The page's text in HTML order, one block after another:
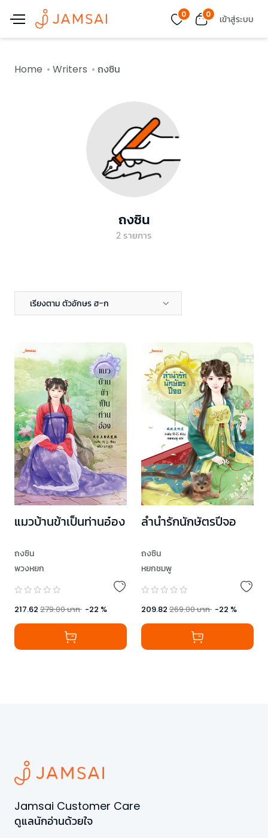
0 0 เข้าสู่ระบบ
Home Writers ถงซิน
ถงซิน
2รายการ
เรียงตาม ตัวอักษร ฮ-ก
แมวบ้านข้าเป็นท่านอ๋อง
ถงซิน
พวงหยก
217.62 279.00บาท -22 %
ลำนำรักนักษัตรปีจอ
ถงซิน
หยกชมพู
209.82 269.00บาท -22 %
Jamsai Customer Care
ดูแลนักอ่านด้วยใจ